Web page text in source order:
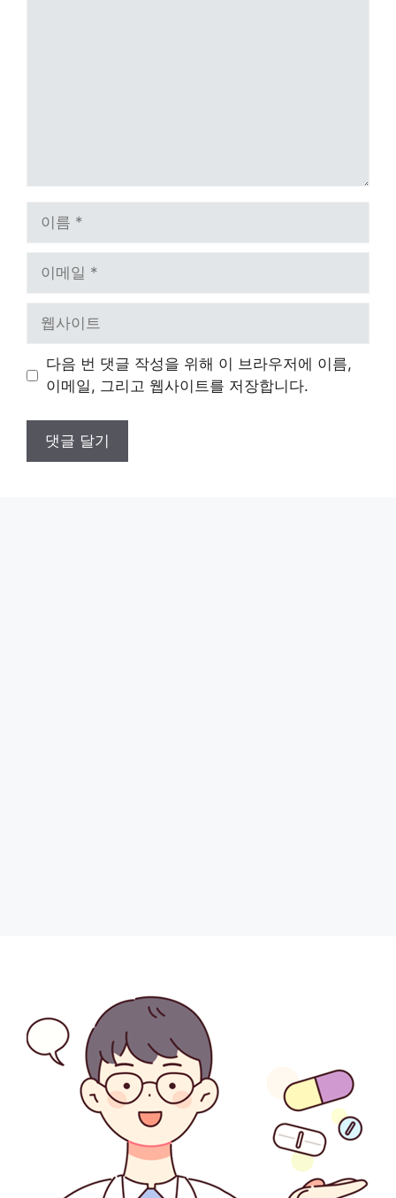
일
트
다음 번 댓글 작성을 위해 이 브라우저에 이름,
이메일, 그리고 웹사이트를 저장합니다.